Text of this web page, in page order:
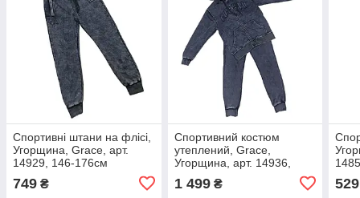
Спортивні штани на флісі,
Угорщина, Grace, арт.
14929, 146-176см
749 ₴
Спортивний костюм
утеплений, Grace,
Угорщина, арт. 14936,
1 499₴ 529